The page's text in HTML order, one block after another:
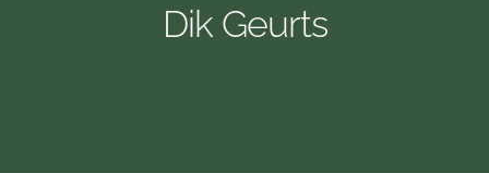
Dik Geurts